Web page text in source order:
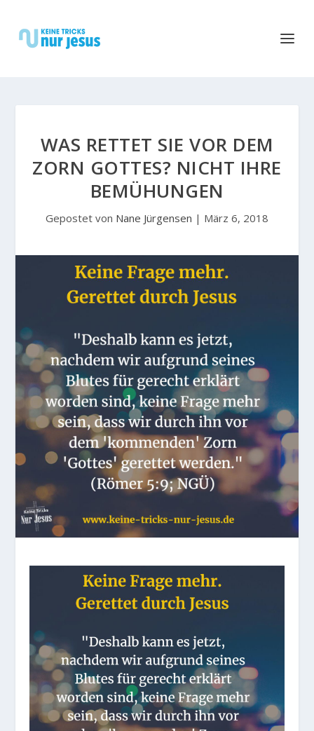
WAS RETTET SIE VOR DEM
ZORN GOTTES? NICHT IHRE
BEMÜHUNGEN
Gepostet von Nane Jürgensen | März 6, 2018